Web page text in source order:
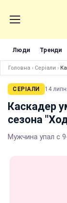
Люди Тренди
Головна › Серіали ›
СЕРІАЛИ 14
Каскадер
сезона
Мужчина упал с